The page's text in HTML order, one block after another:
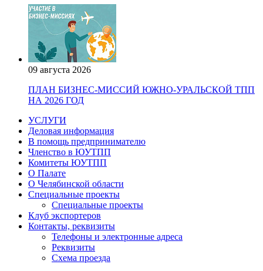
09 августа 2026
ПЛАН БИЗНЕС-МИССИЙ ЮЖНО-УРАЛЬСКОЙ ТПП
НА 2026 ГОД
УСЛУГИ
Деловая информация
В помощь предпринимателю
Членство в ЮУТПП
Комитеты ЮУТПП
О Палате
О Челябинской области
Специальные проекты
Специальные проекты
Клуб экспортеров
Контакты, реквизиты
Телефоны и электронные адреса
Реквизиты
Схема проезда